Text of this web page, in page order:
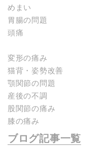
めまい
胃腸の問題
頭痛
変形の痛み
猫背・姿勢改善
顎関節の問題
産後の不調
股関節の痛み
膝の痛み
ブログ記事一覧